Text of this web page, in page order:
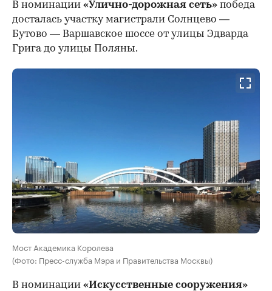
В номинации «Улично-дорожная сеть» победа
досталась участку магистрали Солнцево —
Бутово — Варшавское шоссе от улицы Эдварда
Грига до улицы Поляны.
Мост Академика Королева
(Фото: Пресс-служба Мэра и Правительства Москвы)
В номинации «Искусственные сооружения»